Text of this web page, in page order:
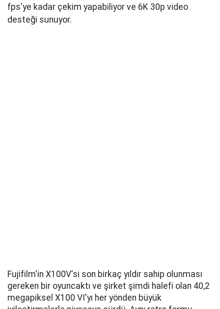
fps'ye kadar çekim yapabiliyor ve 6K 30p video
desteği sunuyor.
Fujifilm'in X100V'si son birkaç yıldır sahip olunması
gereken bir oyuncaktı ve şirket şimdi halefi olan 40,2
megapiksel X100 VI'yı her yönden büyük